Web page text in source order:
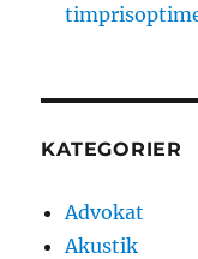
KATEGORIER
Advokat
Akustik